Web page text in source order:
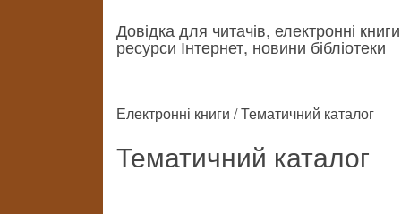
Довідка для читачів, електронні
ресурси Інтернет, новини бібліотеки
Електронні книги / Тематичний каталог
Тематичний каталог